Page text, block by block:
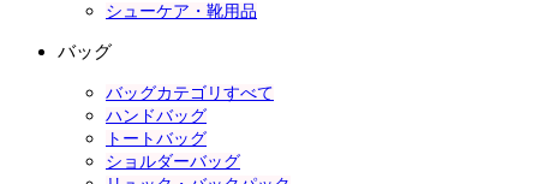
シューケア・靴用品
バッグ
バッグカテゴリすべて
ハンドバッグ
トートバッグ
ショルダーバッグ